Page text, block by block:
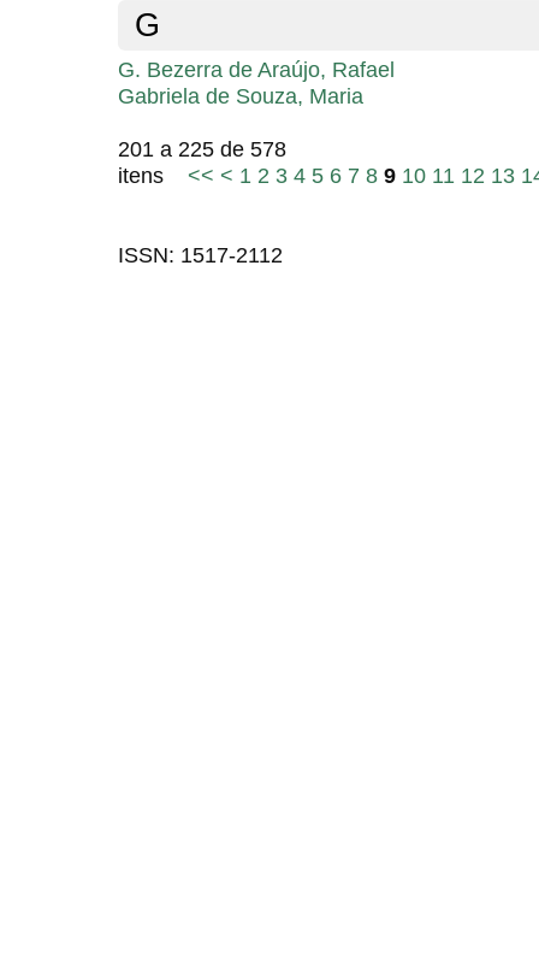
G
G. Bezerra de Araújo, Rafael
Gabriela de Souza, Maria
201 a 225 de 578
itens << < 1 2 3 4 5 6 7 8 9 10 11 12 13
ISSN: 1517-2112